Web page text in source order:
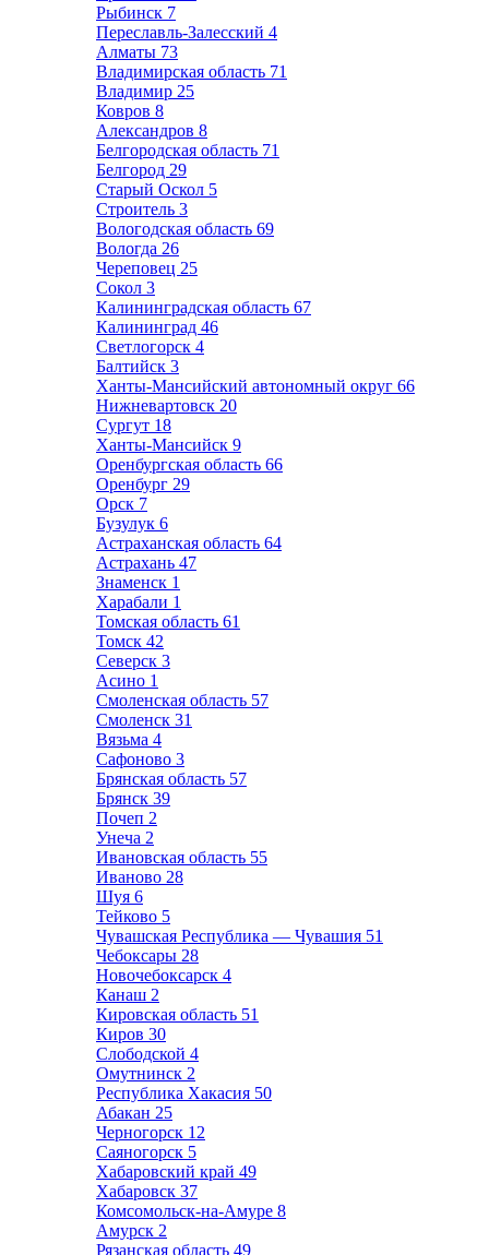
Рыбинск 7
Переславль-Залесский 4
Алматы 73
Владимирская область 71
Владимир 25
Ковров 8
Александров 8
Белгородская область 71
Белгород 29
Старый Оскол 5
Строитель 3
Вологодская область 69
Вологда 26
Череповец 25
Сокол 3
Калининградская область 67
Калининград 46
Светлогорск 4
Балтийск 3
Ханты-Мансийский автономный округ 66
Нижневартовск 20
Сургут 18
Ханты-Мансийск 9
Оренбургская область 66
Оренбург 29
Орск 7
Бузулук 6
Астраханская область 64
Астрахань 47
Знаменск 1
Харабали 1
Томская область 61
Томск 42
Северск 3
Асино 1
Смоленская область 57
Смоленск 31
Вязьма 4
Сафоново 3
Брянская область 57
Брянск 39
Почеп 2
Унеча 2
Ивановская область 55
Иваново 28
Шуя 6
Тейково 5
Чувашская Республика — Чувашия 51
Чебоксары 28
Новочебоксарск 4
Канаш 2
Кировская область 51
Киров 30
Слободской 4
Омутнинск 2
Республика Хакасия 50
Абакан 25
Черногорск 12
Саяногорск 5
Хабаровский край 49
Хабаровск 37
Комсомольск-на-Амуре 8
Амурск 2
Рязанская область 49